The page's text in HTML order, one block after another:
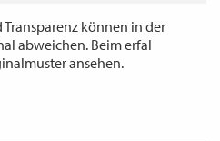
können in der
abweichen. Beim erfal
ansehen.